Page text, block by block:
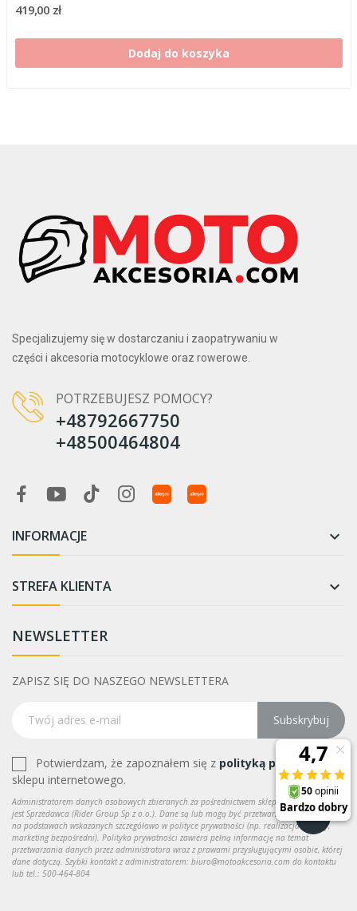
419,00 zł
Dodaj do koszyka
Specjalizujemy się w dostarczaniu i zaopatrywaniu w
części i akcesoria motocyklowe oraz rowerowe.
POTRZEBUJESZ POMOCY?
+48792667750
+48500464804
INFORMACJE 
STREFA KLIENTA 
NEWSLETTER
ZAPISZ SIĘ DO NASZEGO NEWSLETTERA
Subskrybuj
Potwierdzam, że zapoznałem się z polityką prywatności
sklepu internetowego.
Administratorem danych osobowych zbieranych za pośrednictwem sklepu internetowego
jest Sprzedawca (Rider Group Sp z o.o.). Dane są lub mogą być przetwarzane w celach oraz
na podstawach wskazanych szczegółowo w polityce prywatności (np. realizacja umowy,
marketing bezpośredni). Polityka prywatności zawiera pełną informację na temat
przetwarzania danych przez administratora wraz z prawami przysługującymi osobie, której
dane dotyczą. Szybki kontakt z administratorem: biuro@motoakcesoria.com do kontaktu
lub tel.: 500-464-804